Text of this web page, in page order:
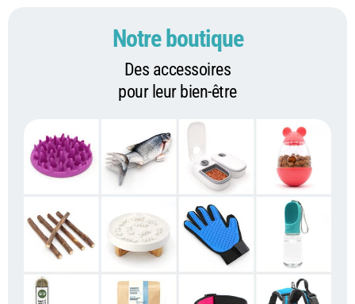
Notre boutique
Des accessoires
pour leur bien-être